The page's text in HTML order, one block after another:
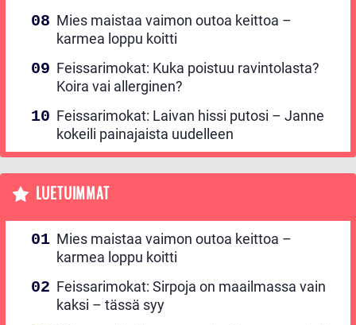
Mies maistaa vaimon outoa keittoa –
karmea loppu koitti
Feissarimokat: Kuka poistuu ravintolasta?
Koira vai allerginen?
Feissarimokat: Laivan hissi putosi – Janne
kokeili painajaista uudelleen
LUETUIMMAT
Mies maistaa vaimon outoa keittoa –
karmea loppu koitti
Feissarimokat: Sirpoja on maailmassa vain
kaksi – tässä syy